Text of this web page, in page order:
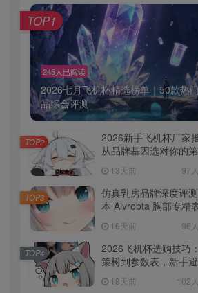
245人已阅读
2026七月飞机杯精选榜单｜50款热
品综合评测
TOP1
2026新手飞机杯厂家
从品牌基因选对你的
13天前 97
TOP2
仿真乳房品牌深度评
本 Aivrobta 胸部专精
16天前 96
TOP3
2026飞机杯选购技巧
策树到参数表，新手
18天前 102
TOP4